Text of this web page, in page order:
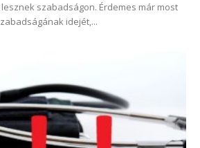
szabadságon. Érdemes már most
idejét,...